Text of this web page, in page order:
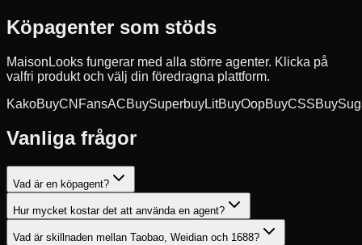
Köpagenter som stöds
MaisonLooks fungerar med alla större agenter. Klicka på
valfri produkt och välj din föredragna plattform.
KakoBuyCNFansACBuySuperbuyLitBuyOopBuyCSSBuy
Vanliga frågor
Vad är en köpagent?
Hur mycket kostar det att använda en agent?
Vad är skillnaden mellan Taobao, Weidian och 1688?